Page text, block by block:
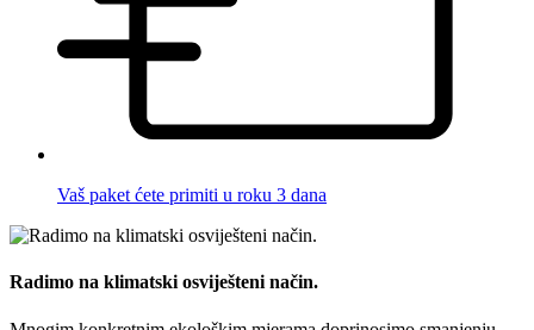
Vaš paket ćete primiti u roku 3 dana
Radimo na klimatski osviješteni način.